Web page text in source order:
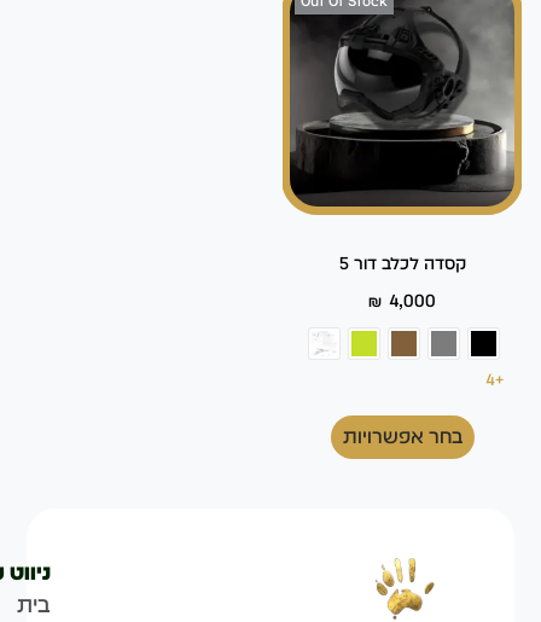
קסדה לכלב דור 5
₪ 4,000
+4
בחר אפשרויות
בית